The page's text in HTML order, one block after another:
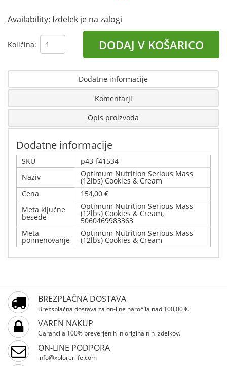
Availability: Izdelek je na zalogi
Količina: DODAJ V KOŠARICO
Dodatne informacije
Komentarji
Opis proizvoda
Dodatne informacije
SKU
p43-f41534
Naziv
Optimum Nutrition Serious Mass
(12lbs) Cookies & Cream
Cena
154,00 €
Meta ključne
besede
Optimum Nutrition Serious Mass
(12lbs) Cookies & Cream,
5060469983363
Meta
poimenovanje
Optimum Nutrition Serious Mass
(12lbs) Cookies & Cream
Samo registrirani uporabniki lahko pišejo ocene.
Prosimo, registrirajte se
Optimum Nutrition Serious Mass (12lbs) Cookies &
Cream BREZPLAČNA DOSTAVA
Brezsplačna dostava za on-line naročila nad 100,00 €.
VAREN NAKUP
Garancija 100% preverjenih in originalnih izdelkov.
ON-LINE PODPORA
info@xplorerlife.com